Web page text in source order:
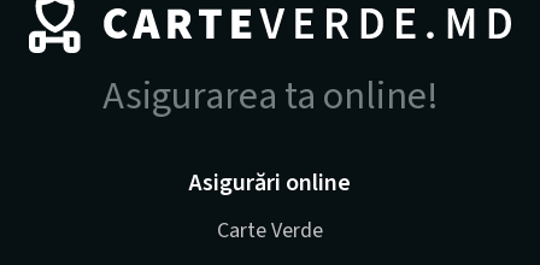
Asigurarea ta online!
Asigurări online
Carte Verde